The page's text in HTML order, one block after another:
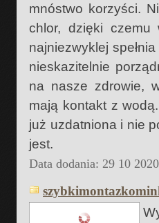
mnóstwo korzyści.
chlor, dzięki czemu
najniezwyklej
nieskazitelnie
na nasze zdrowie,
mają kontakt z
już uzdatniona i nie
jest.
Data dodania: 29 10